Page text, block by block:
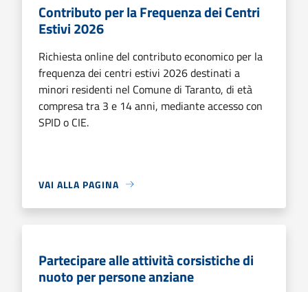
Contributo per la Frequenza dei Centri
Estivi 2026
Richiesta online del contributo economico per la
frequenza dei centri estivi 2026 destinati a
minori residenti nel Comune di Taranto, di età
compresa tra 3 e 14 anni, mediante accesso con
SPID o CIE.
VAI ALLA PAGINA
Partecipare alle attività corsistiche di
nuoto per persone anziane